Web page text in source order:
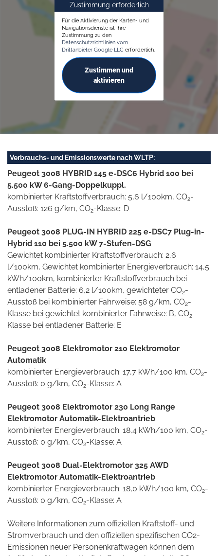
Zustimmung erforderlich
Für die Aktivierung der Karten- und
Navigationsdienste ist Ihre
Zustimmung zu den
Datenschutzrichtlinien vom
Drittanbieter Google LLC erforderlich.
Zustimmen und
aktivieren
Verbrauchs- und Emissionswerte nach WLTP:
Peugeot 3008 HYBRID 145 e-DSC6 Hybrid 100 bei
5.500 kW 6-Gang-Doppelkuppl.
kombinierter Kraftstoffverbrauch: 5,6 l/100km, CO2-
Ausstoß: 126 g/km, CO2-Klasse: D
Peugeot 3008 PLUG-IN HYBRID 225 e-DSC7 Plug-in-
Hybrid 110 bei 5.500 kW 7-Stufen-DSG
Gewichtet kombinierter Kraftstoffverbrauch: 2,6
l/100km, Gewichtet kombinierter Energieverbrauch: 14,5
kWh/100km, kombinierter Kraftstoffverbrauch bei
entladener Batterie: 6,2 l/100km, gewichteter CO2-
Ausstoß bei kombinierter Fahrweise: 58 g/km, CO2-
Klasse bei gewichtet kombinierter Fahrweise: B, CO2-
Klasse bei entladener Batterie: E
Peugeot 3008 Elektromotor 210 Elektromotor
Automatik
kombinierter Energieverbrauch: 17,7 kWh/100 km, CO2-
Ausstoß: 0 g/km, CO2-Klasse: A
Peugeot 3008 Elektromotor 230 Long Range
Elektromotor Automatik-Elektroantrieb
kombinierter Energieverbrauch: 18,4 kWh/100 km, CO2-
Ausstoß: 0 g/km, CO2-Klasse: A
Peugeot 3008 Dual-Elektromotor 325 AWD
Elektromotor Automatik-Elektroantrieb
kombinierter Energieverbrauch: 18,0 kWh/100 km, CO2-
Ausstoß: 0 g/km, CO2-Klasse: A
Weitere Informationen zum offiziellen Kraftstoff- und
Stromverbrauch und den offiziellen spezifischen CO2-
Emissionen neuer Personenkraftwagen können dem